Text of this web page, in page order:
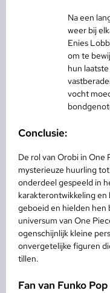
Na een
weer bij
Enies
om te
hun
vocht
Conclusie:
De rol van Orobi in One
mysterieuze huurling
onderdeel gespeeld in
karakterontwikkeling en
geboeid en hielden hen
universum van One
ogenschijnlijk kleine
onvergetelijke figuren
tillen.
Fan van Funko